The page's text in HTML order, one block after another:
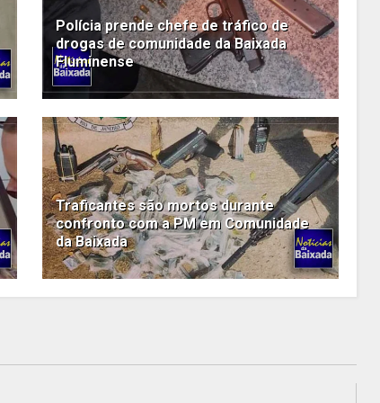
Polícia prende chefe de tráfico de
drogas de comunidade da Baixada
Fluminense
Traficantes são mortos durante
confronto com a PM em Comunidade
da Baixada